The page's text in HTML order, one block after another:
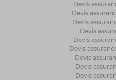
Devis
Devis
Devis
Devis
Devis
Devis
Devis
Devis
Devis